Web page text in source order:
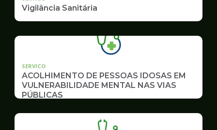
Vigilância Sanitária
SERVICO
ACOLHIMENTO DE PESSOAS IDOSAS EM
VULNERABILIDADE MENTAL NAS VIAS
PÚBLICAS